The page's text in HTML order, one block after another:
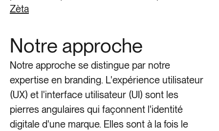
Zèta
Notre approche
Notre approche se distingue par notre
expertise en branding. L'expérience utilisateur
(UX) et l'interface utilisateur (UI) sont les
pierres angulaires qui façonnent l'identité
digitale d'une marque. Elles sont à la fois le